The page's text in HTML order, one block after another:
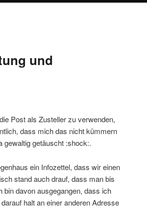
und
Post als Zusteller zu verwenden,
dass mich das nicht kümmern
gewaltig getäuscht :shock:.
ein Infozettel, dass wir einen
stand auch drauf, dass man bis
bin davon ausgegangen, dass ich
halt an einer anderen Adresse